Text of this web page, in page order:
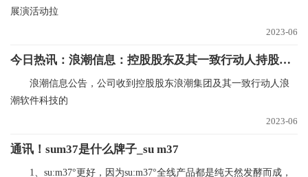
展演活动拉
2023-06
今日热讯：浪潮信息：控股股东及其一致行动人持股比例下降7.09%
浪潮信息公告，公司收到控股股东浪潮集团及其一致行动人浪
潮软件科技的
2023-06
通讯！sum37是什么牌子_su m37
1、su:m37°更好，因为su:m37°全线产品都是纯天然发酵而成，